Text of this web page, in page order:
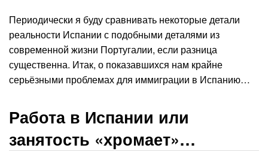
Периодически я буду сравнивать некоторые детали
реальности Испании с подобными деталями из
современной жизни Португалии, если разница
существенна. Итак, о показавшихся нам крайне
серьёзными проблемах для иммиграции в Испанию…
Работа в Испании или
занятость «хромает»…